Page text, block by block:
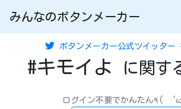
みんなのボタンメーカー
ボタンメーカー公式ツイッター
#キモイよ に関す